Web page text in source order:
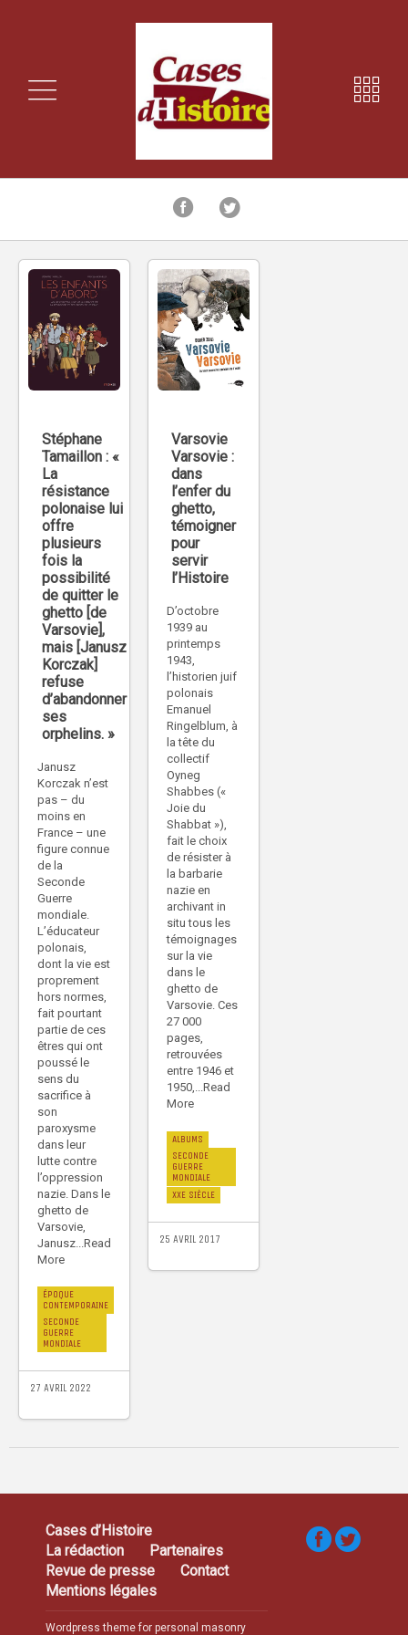
Stéphane
Tamaillon : «
La
résistance
polonaise lui
offre
plusieurs
fois la
possibilité
de quitter le
ghetto [de
Varsovie],
mais [Janusz
Korczak]
refuse
d’abandonner
ses
orphelins. »
Janusz
Korczak n’est
pas – du
moins en
France – une
figure connue
de la
Seconde
Guerre
mondiale.
L’éducateur
polonais,
dont la vie est
proprement
hors normes,
fait pourtant
partie de ces
êtres qui ont
poussé le
sens du
sacrifice à
son
paroxysme
dans leur
lutte contre
l’oppression
nazie. Dans le
ghetto de
Varsovie,
Janusz...Read
More
ÉPOQUE
CONTEMPORAINE
SECONDE
GUERRE
MONDIALE
27 AVRIL 2022
Varsovie
Varsovie :
dans
l’enfer du
ghetto,
témoigner
pour
servir
l’Histoire
D’octobre
1939 au
printemps
1943,
l’historien juif
polonais
Emanuel
Ringelblum, à
la tête du
collectif
Oyneg
Shabbes («
Joie du
Shabbat »),
fait le choix
de résister à
la barbarie
nazie en
archivant in
situ tous les
témoignages
sur la vie
dans le
ghetto de
Varsovie. Ces
27 000
pages,
retrouvées
entre 1946 et
1950,...Read
More
ALBUMS
SECONDE
GUERRE
MONDIALE
XXE SIÈCLE
25 AVRIL 2017
Cases d’Histoire
La rédaction
Partenaires
Revue de presse
Contact
Mentions légales
Wordpress theme for personal masonry